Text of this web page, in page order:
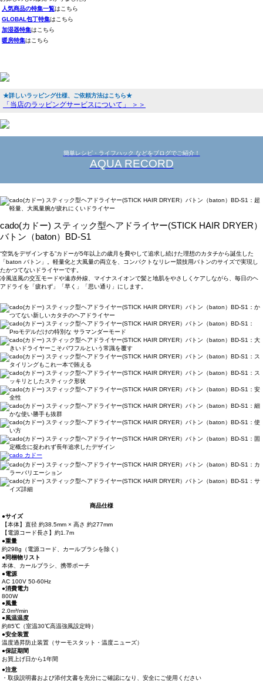
人気商品の特集一覧はこちら
GLOBAL包丁特集はこちら
加湿器特集はこちら
暖房特集はこちら
★詳しいラッピング仕様、ご依頼方法はこちら★
「当店のラッピングサービスについて」 ＞＞
簡単レシピ・ライフハック などをブログでご紹介！
AQUA RECORD
cado(カドー) スティック型ヘアドライヤー(STICK HAIR DRYER）
バトン（baton）BD-S1
“空気をデザインする”カドーが5年以上の歳月を費やして追求し続けた理想のカタチから誕生した
「baton バトン」。軽量化と大風量の両立を、コンパクトなリレー競技用バトンのサイズで実現し
たかつてないドライヤーです。
冷風送風の交互モードや遠赤外線、マイナスイオンで髪と地肌をやさしくケアしながら、毎日のヘ
アドライを「疲れず」「早く」「思い通り」にします。
商品仕様
●サイズ
【本体】直径 約38.5mm × 高さ 約277mm
【電源コード長さ】約1.7m
●重量
約298g（電源コード、カールブラシを除く）
●同梱物リスト
本体、カールブラシ、携帯ポーチ
●電源
AC 100V 50-60Hz
●消費電力
800W
●風量
2.0m³/min
●風温温度
約85℃（室温30℃高温強風設定時）
●安全装置
温度過昇防止装置（サーモスタット・温度ニューズ）
●保証期間
お買上げ日から1年間
●注意
・取扱説明書および添付文書を充分にご確認になり、安全にご使用ください